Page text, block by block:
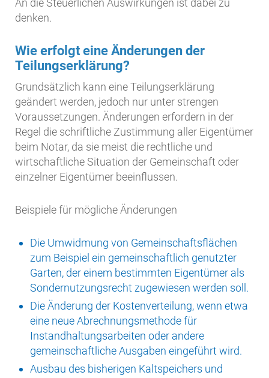
An die Steuerlichen Auswirkungen ist dabei zu
denken.
Wie erfolgt eine Änderungen der
Teilungserklärung?
Grundsätzlich kann eine Teilungserklärung
geändert werden, jedoch nur unter strengen
Voraussetzungen. Änderungen erfordern in der
Regel die schriftliche Zustimmung aller Eigentümer
beim Notar, da sie meist die rechtliche und
wirtschaftliche Situation der Gemeinschaft oder
einzelner Eigentümer beeinflussen.
Beispiele für mögliche Änderungen
Die Umwidmung von Gemeinschaftsflächen
zum Beispiel ein gemeinschaftlich genutzter
Garten, der einem bestimmten Eigentümer als
Sondernutzungsrecht zugewiesen werden soll.
Die Änderung der Kostenverteilung, wenn etwa
eine neue Abrechnungsmethode für
Instandhaltungsarbeiten oder andere
gemeinschaftliche Ausgaben eingeführt wird.
Ausbau des bisherigen Kaltspeichers und